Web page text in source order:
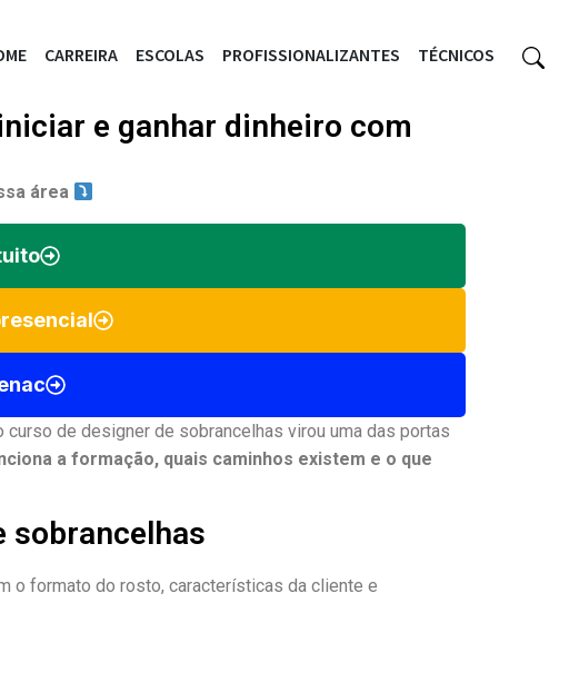
CARREIRA ESCOLAS PROFISSIONALIZANTES TÉCNICOS
e ganhar dinheiro com
área
de designer de sobrancelhas virou uma das portas
a formação, quais caminhos existem e o que
sobrancelhas
o formato do rosto, características da cliente e